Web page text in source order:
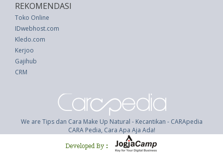
REKOMENDASI
Toko Online
IDwebhost.com
Kledo.com
Kerjoo
Gajihub
CRM
We are Tips dan Cara Make Up Natural - Kecantikan - CARApedia
CARA Pedia, Cara Apa Aja Ada!